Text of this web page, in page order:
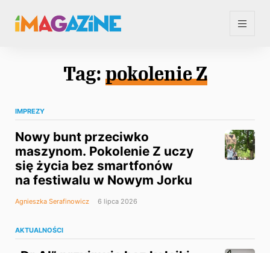
Tag: pokolenie Z
IMPREZY
Nowy bunt przeciwko
maszynom. Pokolenie Z uczy
się życia bez smartfonów
na festiwalu w Nowym Jorku
Agnieszka Serafinowicz 6 lipca 2026
AKTUALNOŚCI